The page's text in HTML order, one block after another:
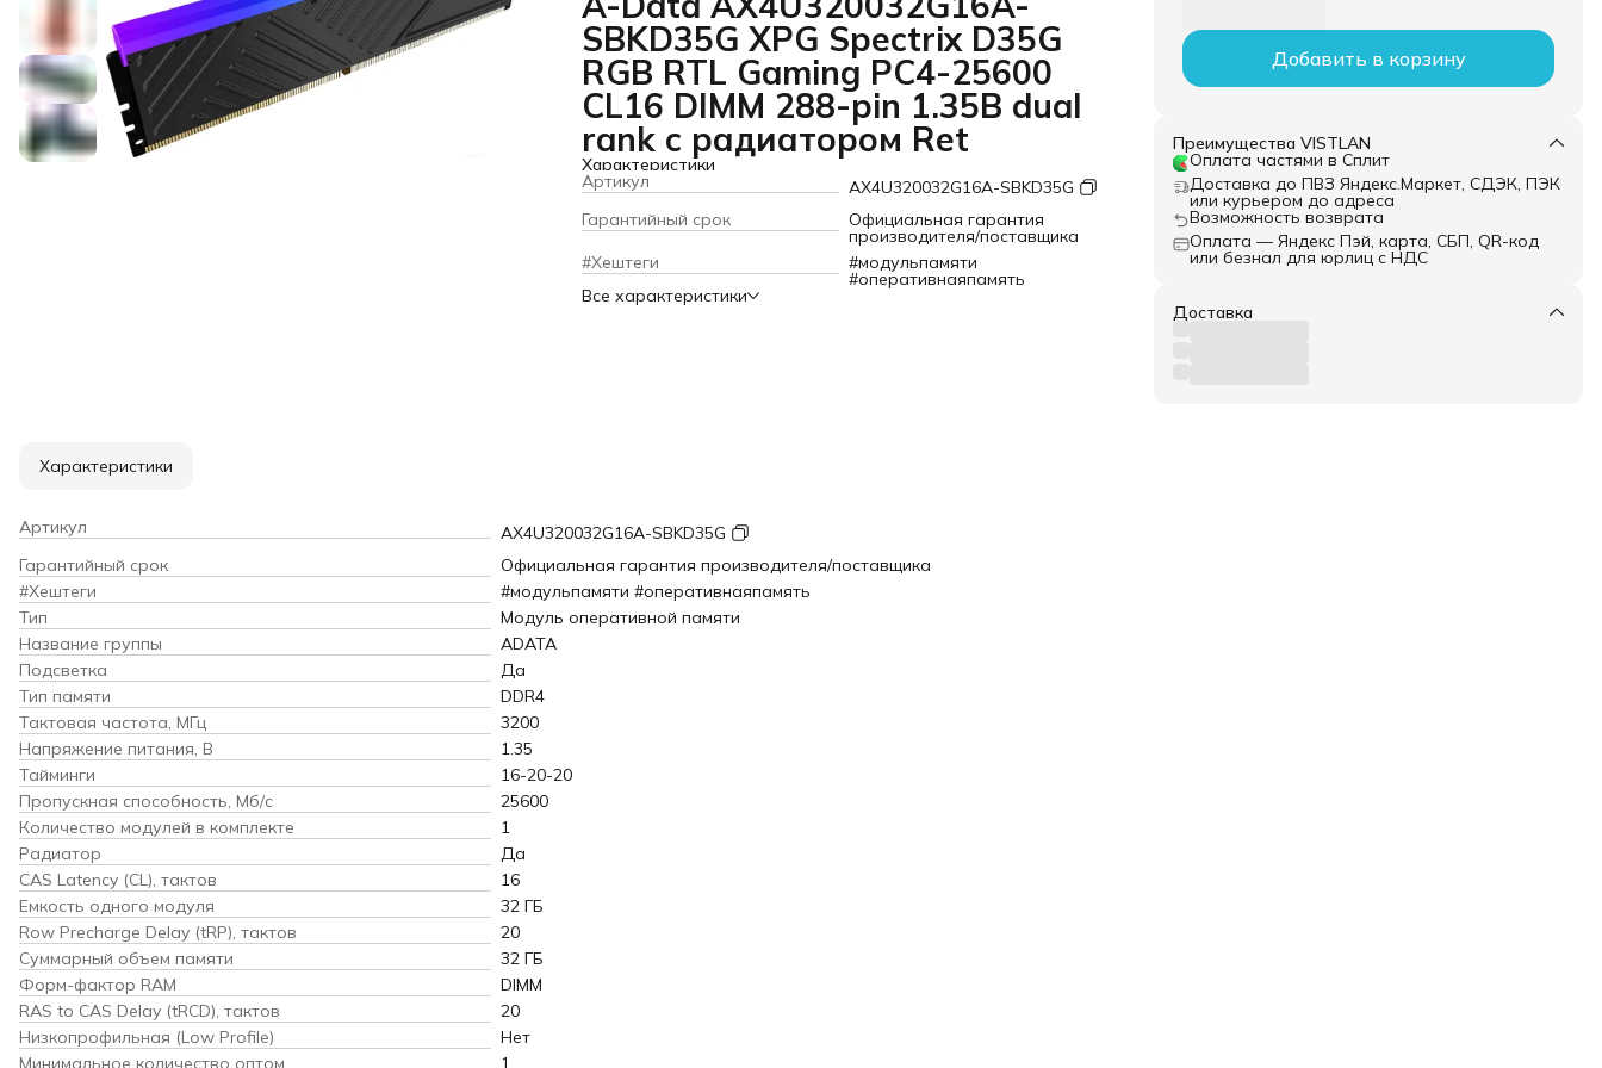
SBKD35G XPG Spectrix D35G
RGB RTL Gaming PC4-25600
CL16 DIMM 288-pin 1.35В dual
rank с радиатором Ret
Характеристики
Артикул
AX4U320032G16A-SBKD35G
Гарантийный срок
Официальная гарантия
производителя/поставщика
#Хештеги
#модульпамяти
#оперативнаяпамять
Все характеристики
Добавить в корзину
Преимущества VISTLAN
Оплата частями в Сплит
Доставка до ПВЗ Яндекс.Маркет, СДЭК, ПЭК
или курьером до адреса
Возможность возврата
Оплата — Яндекс Пэй, карта, СБП, QR-код
или безнал для юрлиц с НДС
Доставка
Характеристики
Артикул
AX4U320032G16A-SBKD35G
Гарантийный срок
Официальная гарантия производителя/поставщика
#Хештеги
#модульпамяти #оперативнаяпамять
Тип
Модуль оперативной памяти
Название группы
ADATA
Подсветка
Да
Тип памяти
DDR4
Тактовая частота, МГц
3200
Напряжение питания, В
1.35
Тайминги
16-20-20
Пропускная способность, Мб/с
25600
Количество модулей в комплекте
1
Радиатор
Да
CAS Latency (CL), тактов
16
Емкость одного модуля
32 ГБ
Row Precharge Delay (tRP), тактов
20
Суммарный объем памяти
32 ГБ
Форм-фактор RAM
DIMM
RAS to CAS Delay (tRCD), тактов
20
Низкопрофильная (Low Profile)
Нет
Минимальное количество оптом
1